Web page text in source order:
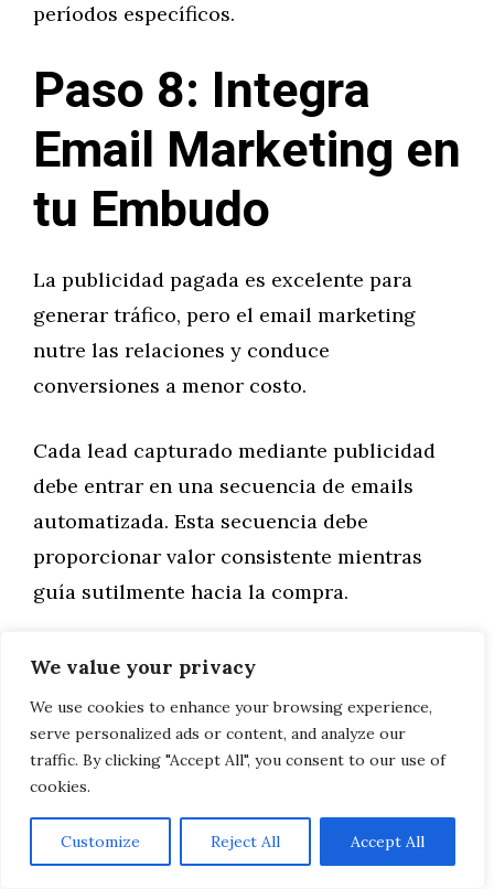
We value your privacy
We use cookies to enhance your browsing experience,
serve personalized ads or content, and analyze our
traffic. By clicking "Accept All", you consent to our use of
cookies.
Customize Reject All Accept All
períodos específicos.
Paso 8: Integra
Email Marketing en
tu Embudo
La publicidad pagada es excelente para
generar tráfico, pero el email marketing
nutre las relaciones y conduce
conversiones a menor costo.
Cada lead capturado mediante publicidad
debe entrar en una secuencia de emails
automatizada. Esta secuencia debe
proporcionar valor consistente mientras
guía sutilmente hacia la compra.
Los primeros emails construyen relación y
una guía descargable, ese primer email la
entrega de inmediato. Los siguientes
profundizan en el tema, responden
preguntas comunes y presentan historias de
éxito de clientes.